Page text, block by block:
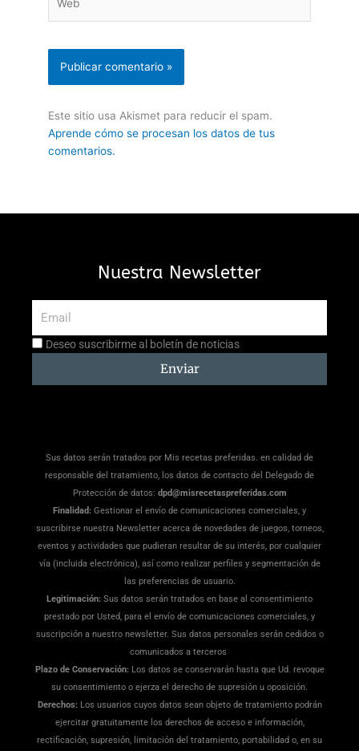
Este sitio usa Akismet para reducir el spam.
Aprende cómo se procesan los datos de tus
comentarios.
Nuestra Newsletter
Aceptación
Deseo suscribirme al boletín de noticias
Enviar
Sus datos serán tratados por Mis recetas preferidas. en calidad de
responsable del tratamiento, los datos de contacto del Delegado de
Protección de datos: dpd@misrecetaspreferidas.com
Finalidad: Gestionar el envío de comunicaciones comerciales, y
suscribirse nuestra Newsletter acerca de novedades de juegos, torneos,
eventos y actividades que pudieran resultar de su interés, por cualquier
vía (incluida electrónica), así como realizar perfiles y segmentación de
las preferencias de usuario.
Legitimación: Sus datos serán tratados en base al consentimiento
prestado por Usted, para el envío de comunicaciones comerciales, y
suscripción a nuestro newsletter. Sus datos personales serán cedidos o
comunicados a terceros
Plazo de Conservación: Los datos se conservarán hasta que Ud. revoque
su consentimiento o ejerza el derecho de supresión u oposición.
Derechos: Los usuarios cuyos datos sean objeto de tratamiento podrán
ejercitar gratuitamente los derechos de acceso e información,
rectificación, supresión, limitación del tratamiento, portabilidad o, en su